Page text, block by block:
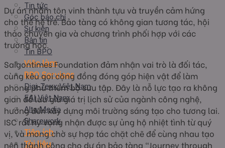
Tin tức
Góc báo chí
Sự kiện
Bản tin
Tin BPO
Việc làm
BPO Services
Digi-Texx Việt Nam
EAI Việt Nam
Alta Media
Sharework
Tiện ích
Tài liệu
Dự án nhằm tôn vinh thành tựu và truyền cảm hứng
cho thế hệ trẻ. Bảo tàng có không gian tương tác, hội
thảo chuyên gia và chương trình phối hợp với các
trường học.
Saigontimes Foundation đảm nhận vai trò là đối tác,
cùng kêu gọi cộng đồng đóng góp hiện vật để làm
phong phú thêm bộ sưu tập. Đây là nỗ lực tạo ra không
gian để lưu giữ giá trị lịch sử của ngành công nghệ,
hướng đến xây dựng môi trường sáng tạo cho tương lai.
ISC rất hy vọng nhận được sự ủng hộ nhiệt tình từ quý
vị, và mong chờ sự hợp tác chặt chẽ để cùng nhau tạo
nên thành công cho dự án bảo tàng “Journey through